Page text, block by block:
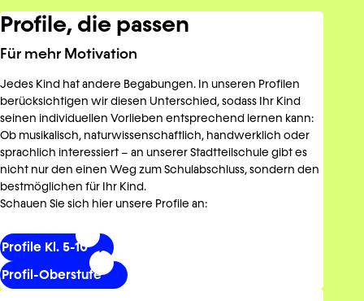
Profile, die passen
Für mehr Motivation
Jedes Kind hat andere Begabungen. In unseren Profilen
berücksichtigen wir diesen Unterschied, sodass Ihr Kind
seinen individuellen Vorlieben entsprechend lernen kann:
Ob musikalisch, naturwissenschaftlich, handwerklich oder
sprachlich interessiert – an unserer Stadtteilschule gibt es
nicht nur den einen Weg zum Schulabschluss, sondern den
bestmöglichen für Ihr Kind.
Schauen Sie sich hier unsere Profile an:
Profile Kl. 5-10
Profil-Oberstufe